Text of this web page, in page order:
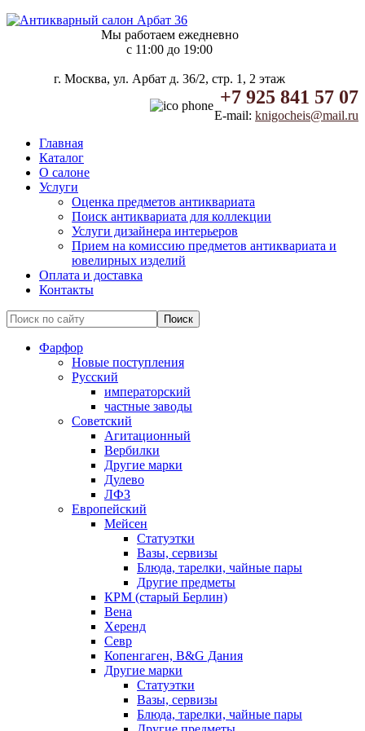
Мы работаем ежедневно
c 11:00 до 19:00
г. Москва, ул. Арбат д. 36/2, стр. 1, 2 этаж
+7 925 841 57 07
E-mail: knigocheis@mail.ru
Главная
Каталог
О салоне
Услуги
Оценка предметов антиквариата
Поиск антиквариата для коллекции
Услуги дизайнера интерьеров
Прием на комиссию предметов антиквариата и
ювелирных изделий
Оплата и доставка
Контакты
Фарфор
Новые поступления
Русский
императорский
частные заводы
Советский
Агитационный
Вербилки
Другие марки
Дулево
ЛФЗ
Европейский
Мейсен
Статуэтки
Вазы, сервизы
Блюда, тарелки, чайные пары
Другие предметы
КРМ (старый Берлин)
Вена
Херенд
Севр
Копенгаген, B&G Дания
Другие марки
Статуэтки
Вазы, сервизы
Блюда, тарелки, чайные пары